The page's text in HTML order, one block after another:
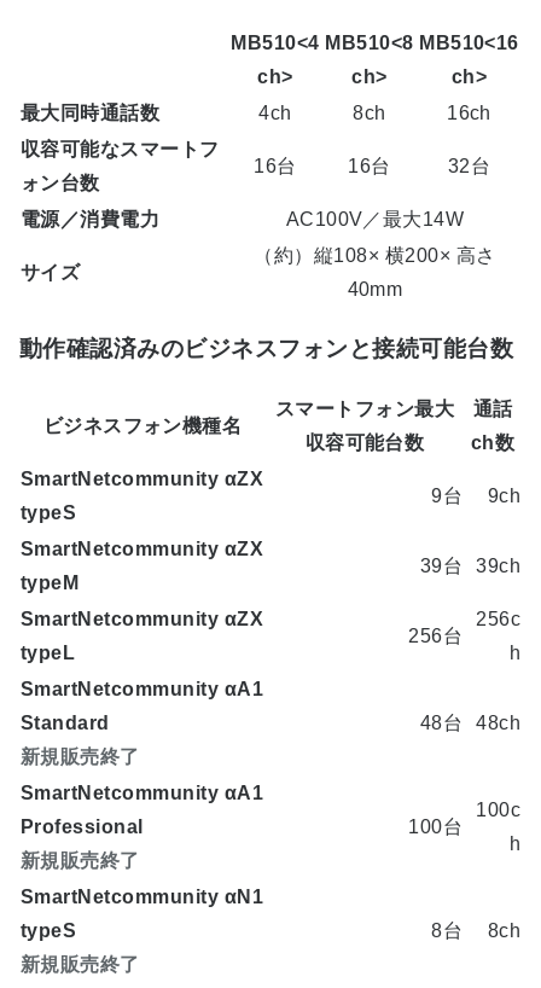
MB510<4
ch>
MB510<8
ch>
MB510<16
ch>
最大同時通話数
4ch 8ch
16ch
収容可能なスマートフ
ォン台数
16台 16台 32台
電源／消費電力 AC100V／最大14W
サイズ
（約）縦108× 横200× 高さ
40mm
動作確認済みのビジネスフォンと接続可能台数
ビジネスフォン機種名
スマートフォン最大
収容可能台数
通話
ch数
SmartNetcommunity αZX
typeS
9台 9ch
SmartNetcommunity αZX
typeM
39台 39ch
SmartNetcommunity αZX
typeL
256台
256c
h
SmartNetcommunity αA1
Standard
新規販売終了
48台 48ch
SmartNetcommunity αA1
Professional
新規販売終了
100台
100c
h
SmartNetcommunity αN1
typeS
新規販売終了
8台 8ch